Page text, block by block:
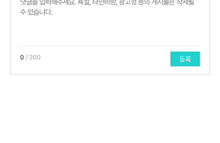
0 / 300 등록